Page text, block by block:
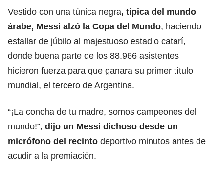
Vestido con una túnica negra, típica del mundo
árabe, Messi alzó la Copa del Mundo, haciendo
estallar de júbilo al majestuoso estadio catarí,
donde buena parte de los 88.966 asistentes
hicieron fuerza para que ganara su primer título
mundial, el tercero de Argentina.
“¡La concha de tu madre, somos campeones del
mundo!”, dijo un Messi dichoso desde un
micrófono del recinto deportivo minutos antes de
acudir a la premiación.